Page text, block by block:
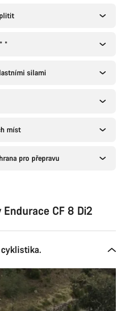
Leasing s Bikeleasing * *
silami
míst
pro přepravu
CF 8 Di2